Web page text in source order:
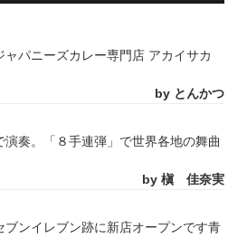
ャパニーズカレー専門店 アカイサカ
by とんかつ
演奏。「８手連弾」で世界各地の舞曲
by 槇 佳奈実
ブンイレブン跡に新店オープンです青